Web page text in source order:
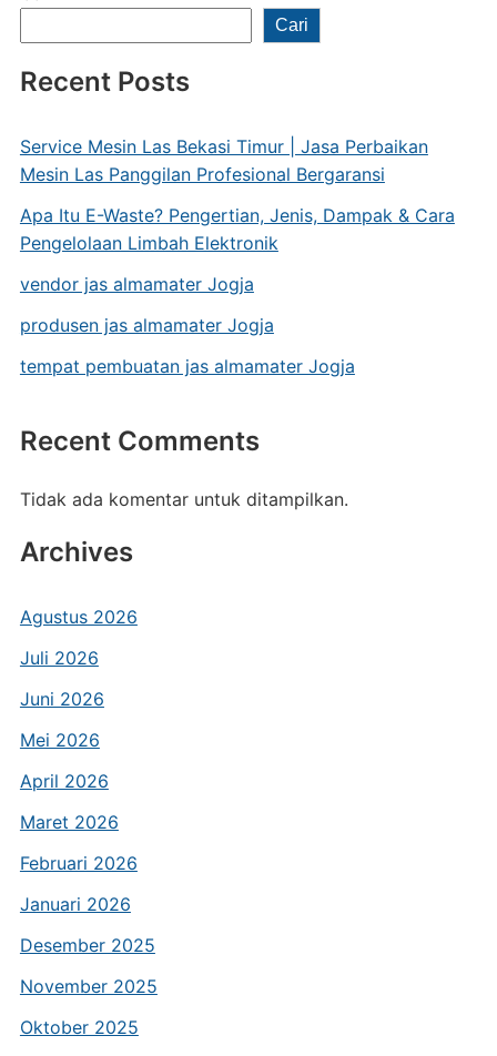
Cari
Recent Posts
Service Mesin Las Bekasi Timur | Jasa Perbaikan
Mesin Las Panggilan Profesional Bergaransi
Apa Itu E-Waste? Pengertian, Jenis, Dampak & Cara
Pengelolaan Limbah Elektronik
vendor jas almamater Jogja
produsen jas almamater Jogja
tempat pembuatan jas almamater Jogja
Recent Comments
Tidak ada komentar untuk ditampilkan.
Archives
Agustus 2026
Juli 2026
Juni 2026
Mei 2026
April 2026
Maret 2026
Februari 2026
Januari 2026
Desember 2025
November 2025
Oktober 2025